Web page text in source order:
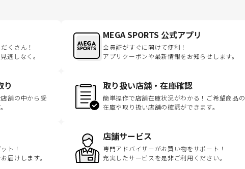
くさん！
逃しなく。
MEGA SPORTS 公式アプリ
会員証がすぐに開けて便利！
アプリクーポンや最新情報をお知らせします。
り
舗の中から受
取り扱い店舗・在庫確認
簡単操作で店舗在庫状況がわかる！ご希望商品の
在庫や取り扱い店舗の確認ができます。
ト！
届けします。
店舗サービス
専門アドバイザーがお買い物をサポート！
充実したサービスを是非ご利用ください。